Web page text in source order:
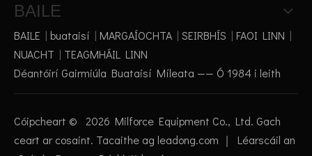
BAILE
BAILE | buataisí | MARGAÍOCHTA | SEIRBHÍS | FAOI LINN |
NUACHT | TEAGMHÁIL LINN
Déantóirí Gairmiúla Buataisí Míleata —— Ó 1984 i leith
Cóipcheart © 2026 Milforce Equipment Co., Ltd. Gach
ceart ar cosaint. Tacaithe ag leadong.com ｜ Léarscáil an